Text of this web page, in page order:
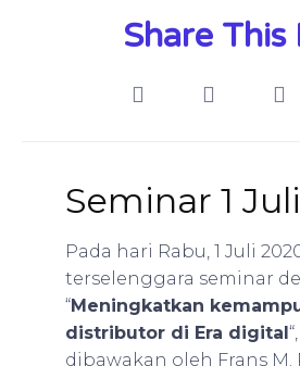
Share This
Seminar 1
Pada hari Rabu, 1 Juli
terselenggara seminar
“Meningkatkan
distributor di Era digital
dibawakan oleh Frans M.